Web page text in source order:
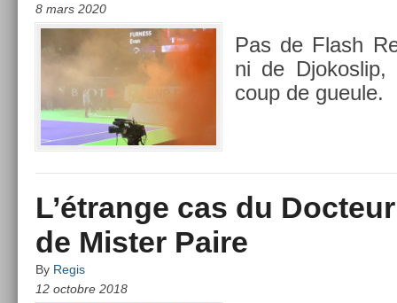
8 mars 2020
Pas de Flash
ni de
coup de gueule.
L’étrange cas du
de Mister Paire
By Regis
12 octobre 2018